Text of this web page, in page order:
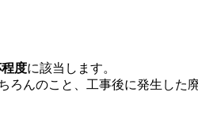
度に該当します。
んのこと、工事後に発生した